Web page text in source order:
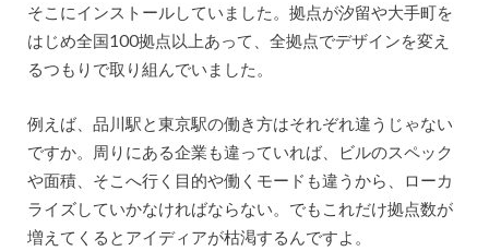
そこにインストールしていました。拠点が汐留や大手町を
はじめ全国100拠点以上あって、全拠点でデザインを変え
るつもりで取り組んでいました。
例えば、品川駅と東京駅の働き方はそれぞれ違うじゃない
ですか。周りにある企業も違っていれば、ビルのスペック
や面積、そこへ行く目的や働くモードも違うから、ローカ
ライズしていかなければならない。でもこれだけ拠点数が
増えてくるとアイディアが枯渇するんですよ。